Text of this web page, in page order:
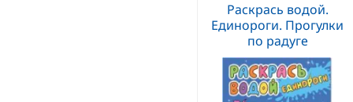
Раскрась водой.
Единороги. Прогулки
по радуге